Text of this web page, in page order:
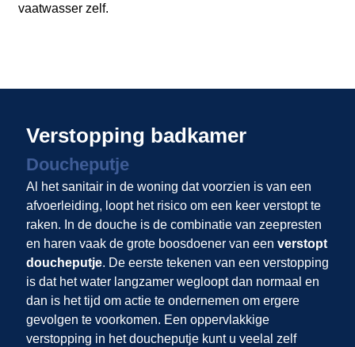
vaatwasser zelf.
Verstopping badkamer
Doucheputje
Al het sanitair in de woning dat voorzien is van een
afvoerleiding, loopt het risico om een keer verstopt te
raken. In de douche is de combinatie van zeepresten
en haren vaak de grote boosdoener van een verstopt
doucheputje. De eerste tekenen van een verstopping
is dat het water langzamer wegloopt dan normaal en
dan is het tijd om actie te ondernemen om ergere
gevolgen te voorkomen. Een oppervlakkige
verstopping in het doucheputje kunt u veelal zelf